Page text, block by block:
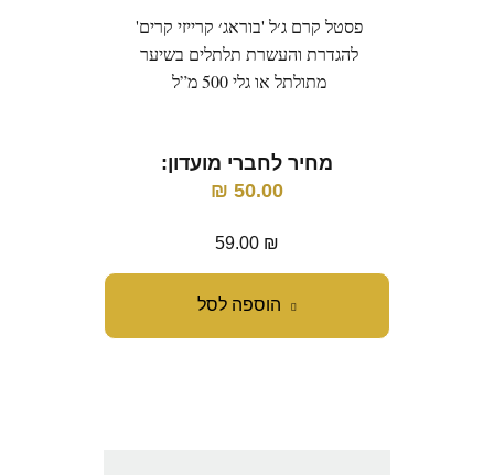
הוספה לסל
פסטל קרם ג׳ל 'בוראג׳ קרייזי קרים'
להגדרת והעשרת תלתלים בשיער
מתולתל או גלי 500 מ”ל
מחיר לחברי מועדון:
50.00
₪
59.00 ₪